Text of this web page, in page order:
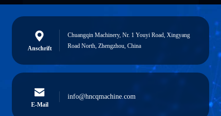
Anschrift
Chuangqin Machinery, Nr. 1 Youyi Road, Xingyang
Road North, Zhengzhou, China
E-Mail
info@hncqmachine.com